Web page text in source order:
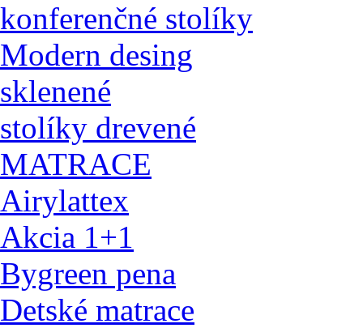
konferenčné stolíky
Modern desing
sklenené
stolíky drevené
MATRACE
Airylattex
Akcia 1+1
Bygreen pena
Detské matrace